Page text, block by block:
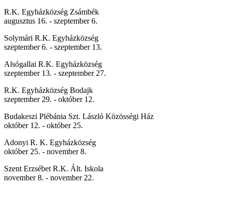
R.K. Egyházközség Zsámbék
augusztus 16. - szeptember 6.
Solymári R.K. Egyházközség
szeptember 6. - szeptember 13.
Alsógallai R.K. Egyházközség
szeptember 13. - szeptember 27.
R.K. Egyházközség Bodajk
szeptember 29. - október 12.
Budakeszi Plébánia Szt. László Közösségi Ház
október 12. - október 25.
Adonyi R. K. Egyházközség
október 25. - november 8.
Szent Erzsébet R.K. Ált. Iskola
november 8. - november 22.